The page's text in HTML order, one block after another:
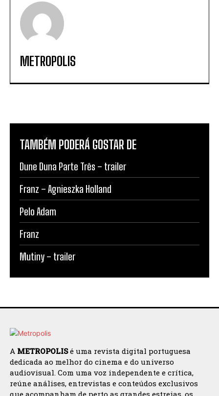
METROPOLIS
TAMBÉM PODERÁ GOSTAR DE
Dune Duna Parte Três – trailer
Franz – Agnieszka Holland
Pelo Adam
Franz
Mutiny – trailer
A METROPOLISé uma revista digital portuguesa
dedicada ao melhor do cinema e do universo
audiovisual. Com uma voz independente e crítica,
reúne análises, entrevistas e conteúdos exclusivos